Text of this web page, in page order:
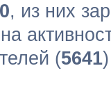
, из них
(5641